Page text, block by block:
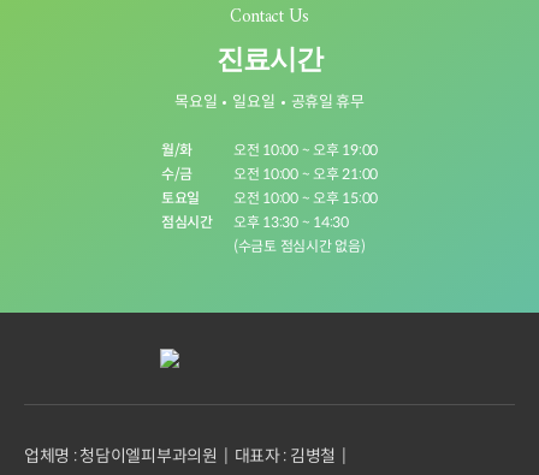
Contact Us
진료시간
목요일 일요일 공휴일 휴무
월/화
오전 10:00 ~ 오후 19:00
수/금
오전 10:00 ~ 오후 21:00
토요일
오전 10:00 ~ 오후 15:00
점심시간
오후 13:30 ~ 14:30
(수금토 점심시간 없음)
업체명 : 청담이엘피부과의원
대표자 : 김병철